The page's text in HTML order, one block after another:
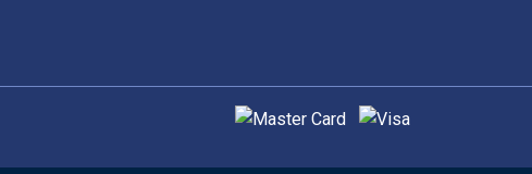
Métodos de pago admitidos